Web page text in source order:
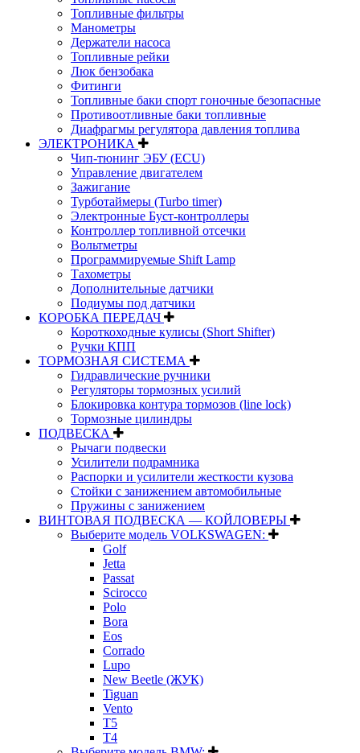
Топливные фильтры
Манометры
Держатели насоса
Топливные рейки
Люк бензобака
Фитинги
Топливные баки спорт гоночные безопасные
Противоотливные баки топливные
Диафрагмы регулятора давления топлива
ЭЛЕКТРОНИКА
Чип-тюнинг ЭБУ (ECU)
Управление двигателем
Зажигание
Турботаймеры (Turbo timer)
Электронные Буст-контроллеры
Контроллер топливной отсечки
Вольтметры
Программируемые Shift Lamp
Тахометры
Дополнительные датчики
Подиумы под датчики
КОРОБКА ПЕРЕДАЧ
Короткоходные кулисы (Short Shifter)
Ручки КПП
ТОРМОЗНАЯ СИСТЕМА
Гидравлические ручники
Регуляторы тормозных усилий
Блокировка контура тормозов (line lock)
Тормозные цилиндры
ПОДВЕСКА
Рычаги подвески
Усилители подрамника
Распорки и усилители жесткости кузова
Стойки с занижением автомобильные
Пружины с занижением
ВИНТОВАЯ ПОДВЕСКА — КОЙЛОВЕРЫ
Выберите модель VOLKSWAGEN:
Golf
Jetta
Passat
Scirocco
Polo
Bora
Eos
Corrado
Lupo
New Beetle (ЖУК)
Tiguan
Vento
T5
T4